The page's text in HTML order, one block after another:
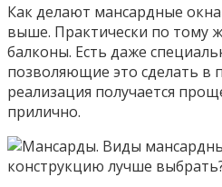
Как делают мансардные
выше. Практически по тому
балконы. Есть даже
позволяющие это сделать в
реализация получается
прилично.